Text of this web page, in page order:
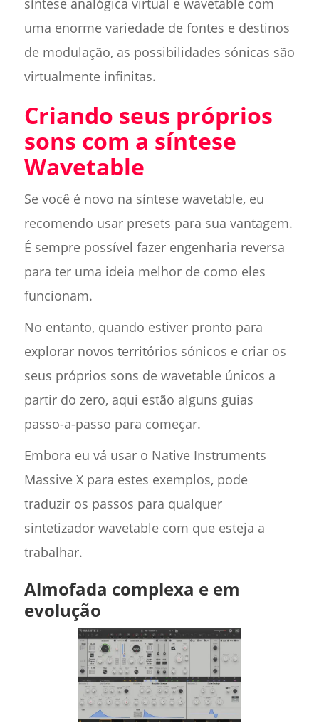
síntese analógica virtual e wavetable com
uma enorme variedade de fontes e destinos
de modulação, as possibilidades sónicas são
virtualmente infinitas.
Criando seus próprios
sons com a síntese
Wavetable
Se você é novo na síntese wavetable, eu
recomendo usar presets para sua vantagem.
É sempre possível fazer engenharia reversa
para ter uma ideia melhor de como eles
funcionam.
No entanto, quando estiver pronto para
explorar novos territórios sónicos e criar os
seus próprios sons de wavetable únicos a
partir do zero, aqui estão alguns guias
passo-a-passo para começar.
Embora eu vá usar o Native Instruments
Massive X para estes exemplos, pode
traduzir os passos para qualquer
sintetizador wavetable com que esteja a
trabalhar.
Almofada complexa e em
evolução